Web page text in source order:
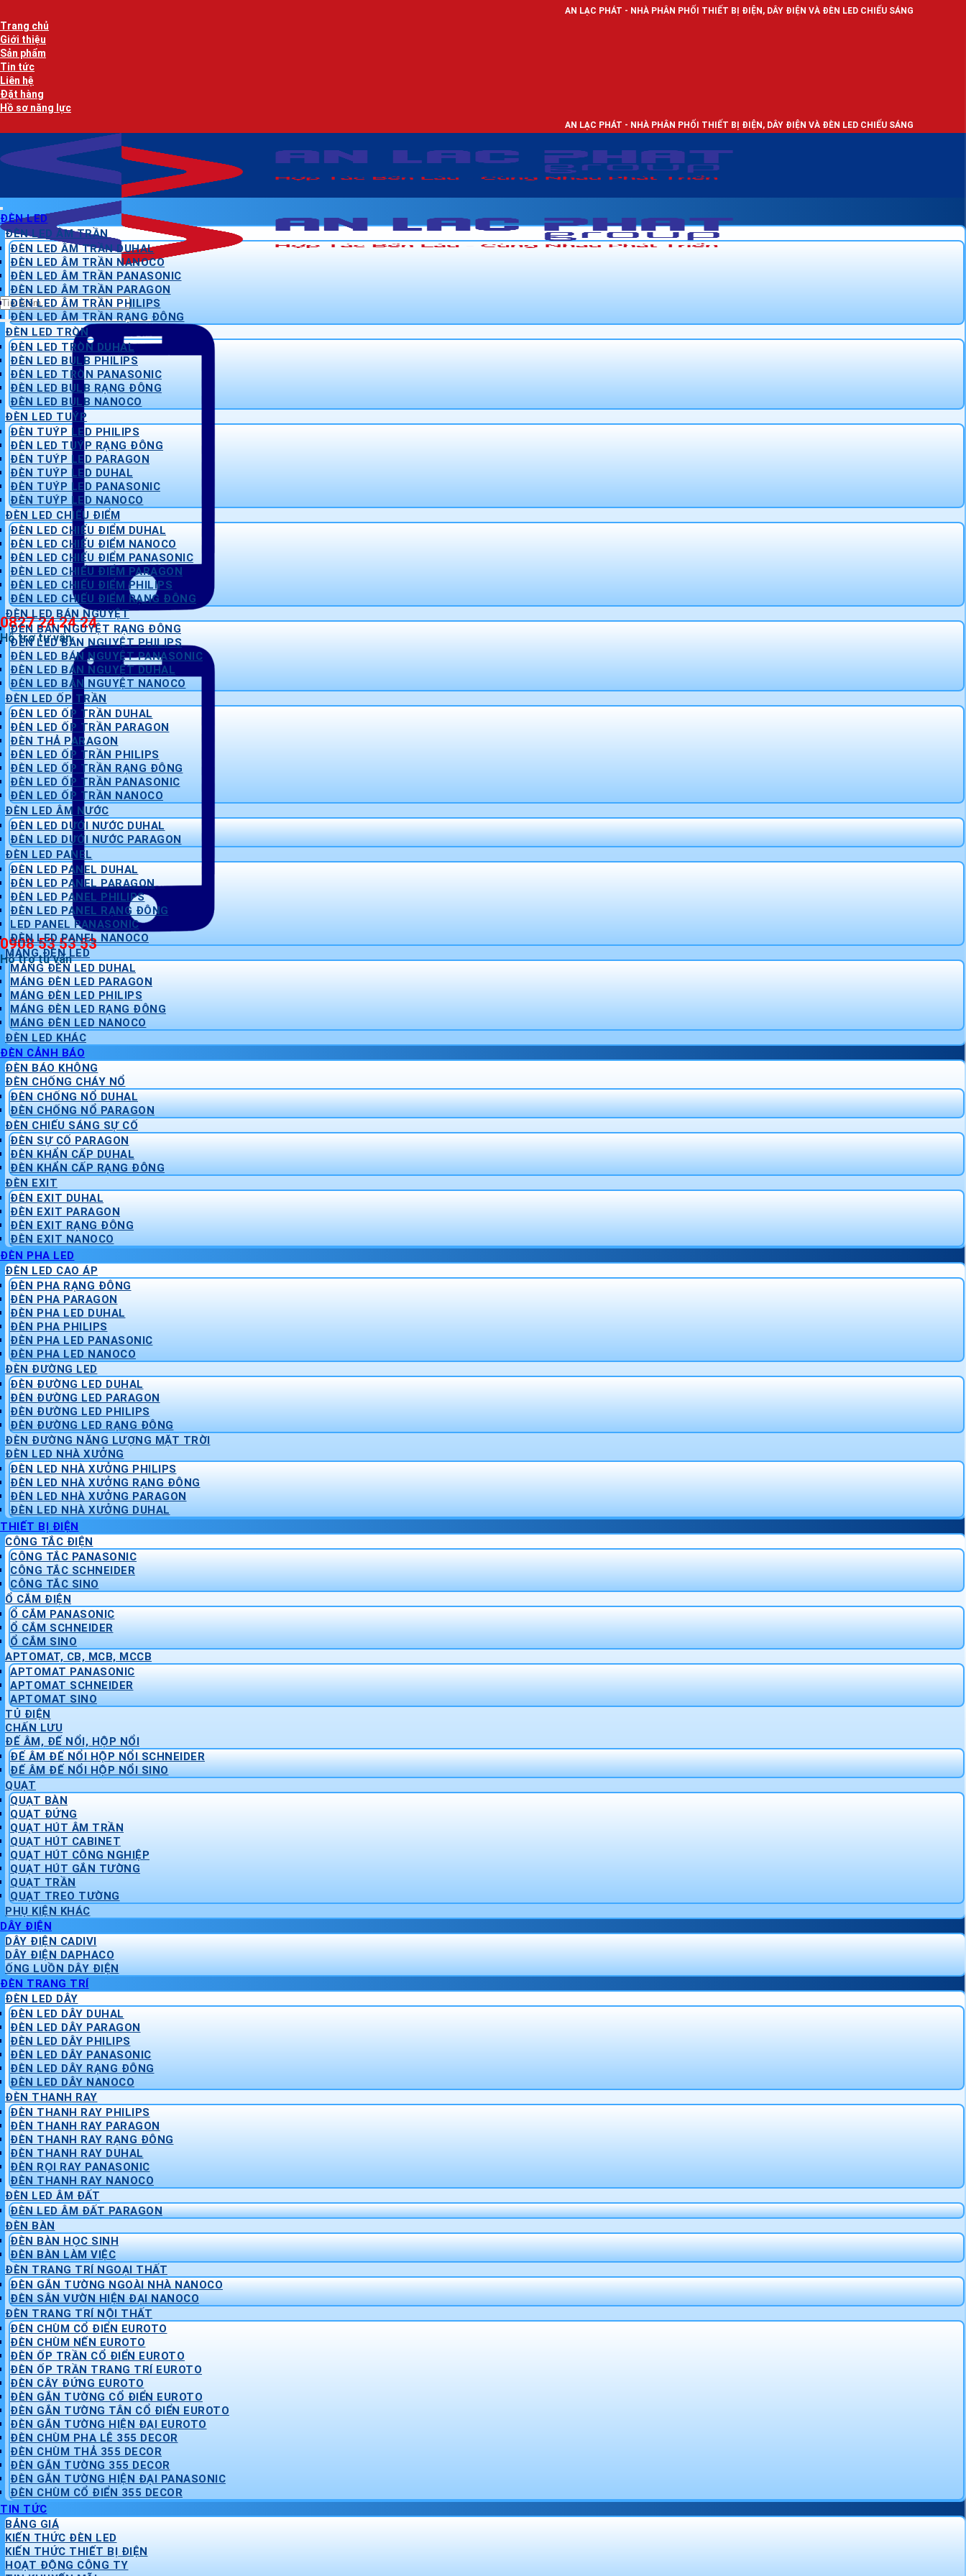
qua
nội
dung
AN LẠC PHÁT - NHÀ PHÂN PHỐI THIẾT BỊ ĐIỆN, DÂY ĐIỆN VÀ ĐÈN LED CHIẾU SÁNG
Trang chủ
Giới thiệu
Sản phẩm
Tin tức
Liên hệ
Đặt hàng
Hồ sơ năng lực
AN LẠC PHÁT - NHÀ PHÂN PHỐI THIẾT BỊ ĐIỆN, DÂY ĐIỆN VÀ ĐÈN LED CHIẾU SÁNG
Tìm
kiếm:
0827 24 24 24
Hỗ trợ tư vấn
0908 53 53 53
Hỗ trợ tư vấn
ĐÈN LED
ĐÈN LED ÂM TRẦN
ĐÈN LED ÂM TRẦN DUHAL
ĐÈN LED ÂM TRẦN NANOCO
ĐÈN LED ÂM TRẦN PANASONIC
ĐÈN LED ÂM TRẦN PARAGON
ĐÈN LED ÂM TRẦN PHILIPS
ĐÈN LED ÂM TRẦN RẠNG ĐÔNG
ĐÈN LED TRÒN
ĐÈN LED TRÒN DUHAL
ĐÈN LED BULB PHILIPS
ĐÈN LED TRÒN PANASONIC
ĐÈN LED BULB RẠNG ĐÔNG
ĐÈN LED BULB NANOCO
ĐÈN LED TUÝP
ĐÈN TUÝP LED PHILIPS
ĐÈN LED TUÝP RẠNG ĐÔNG
ĐÈN TUÝP LED PARAGON
ĐÈN TUÝP LED DUHAL
ĐÈN TUÝP LED PANASONIC
ĐÈN TUÝP LED NANOCO
ĐÈN LED CHIẾU ĐIỂM
ĐÈN LED CHIẾU ĐIỂM DUHAL
ĐÈN LED CHIẾU ĐIỂM NANOCO
ĐÈN LED CHIẾU ĐIỂM PANASONIC
ĐÈN LED CHIẾU ĐIỂM PARAGON
ĐÈN LED CHIẾU ĐIỂM PHILIPS
ĐÈN LED CHIẾU ĐIỂM RẠNG ĐÔNG
ĐÈN LED BÁN NGUYỆT
ĐÈN BÁN NGUYỆT RẠNG ĐÔNG
ĐÈN LED BÁN NGUYỆT PHILIPS
ĐÈN LED BÁN NGUYỆT PANASONIC
ĐÈN LED BÁN NGUYỆT DUHAL
ĐÈN LED BÁN NGUYỆT NANOCO
ĐÈN LED ỐP TRẦN
ĐÈN LED ỐP TRẦN DUHAL
ĐÈN LED ỐP TRẦN PARAGON
ĐÈN THẢ PARAGON
ĐÈN LED ỐP TRẦN PHILIPS
ĐÈN LED ỐP TRẦN RẠNG ĐÔNG
ĐÈN LED ỐP TRẦN PANASONIC
ĐÈN LED ỐP TRẦN NANOCO
ĐÈN LED ÂM NƯỚC
ĐÈN LED DƯỚI NƯỚC DUHAL
ĐÈN LED DƯỚI NƯỚC PARAGON
ĐÈN LED PANEL
ĐÈN LED PANEL DUHAL
ĐÈN LED PANEL PARAGON
ĐÈN LED PANEL PHILIPS
ĐÈN LED PANEL RẠNG ĐÔNG
LED PANEL PANASONIC
ĐÈN LED PANEL NANOCO
MÁNG ĐÈN LED
MÁNG ĐÈN LED DUHAL
MÁNG ĐÈN LED PARAGON
MÁNG ĐÈN LED PHILIPS
MÁNG ĐÈN LED RẠNG ĐÔNG
MÁNG ĐÈN LED NANOCO
ĐÈN LED KHÁC
ĐÈN CẢNH BÁO
ĐÈN BÁO KHÔNG
ĐÈN CHỐNG CHÁY NỔ
ĐÈN CHỐNG NỔ DUHAL
ĐÈN CHỐNG NỔ PARAGON
ĐÈN CHIẾU SÁNG SỰ CỐ
ĐÈN SỰ CỐ PARAGON
ĐÈN KHẨN CẤP DUHAL
ĐÈN KHẨN CẤP RẠNG ĐÔNG
ĐÈN EXIT
ĐÈN EXIT DUHAL
ĐÈN EXIT PARAGON
ĐÈN EXIT RẠNG ĐÔNG
ĐÈN EXIT NANOCO
ĐÈN PHA LED
ĐÈN LED CAO ÁP
ĐÈN PHA RẠNG ĐÔNG
ĐÈN PHA PARAGON
ĐÈN PHA LED DUHAL
ĐÈN PHA PHILIPS
ĐÈN PHA LED PANASONIC
ĐÈN PHA LED NANOCO
ĐÈN ĐƯỜNG LED
ĐÈN ĐƯỜNG LED DUHAL
ĐÈN ĐƯỜNG LED PARAGON
ĐÈN ĐƯỜNG LED PHILIPS
ĐÈN ĐƯỜNG LED RẠNG ĐÔNG
ĐÈN ĐƯỜNG NĂNG LƯỢNG MẶT TRỜI
ĐÈN LED NHÀ XƯỞNG
ĐÈN LED NHÀ XƯỞNG PHILIPS
ĐÈN LED NHÀ XƯỞNG RẠNG ĐÔNG
ĐÈN LED NHÀ XƯỞNG PARAGON
ĐÈN LED NHÀ XƯỞNG DUHAL
THIẾT BỊ ĐIỆN
CÔNG TẮC ĐIỆN
CÔNG TẮC PANASONIC
CÔNG TẮC SCHNEIDER
CÔNG TẮC SINO
Ổ CẮM ĐIỆN
Ổ CẮM PANASONIC
Ổ CẮM SCHNEIDER
Ổ CẮM SINO
APTOMAT, CB, MCB, MCCB
APTOMAT PANASONIC
APTOMAT SCHNEIDER
APTOMAT SINO
TỦ ĐIỆN
CHẤN LƯU
ĐẾ ÂM, ĐẾ NỔI, HỘP NỔI
ĐẾ ÂM ĐẾ NỔI HỘP NỔI SCHNEIDER
ĐẾ ÂM ĐẾ NỔI HỘP NỔI SINO
QUẠT
QUẠT BÀN
QUẠT ĐỨNG
QUẠT HÚT ÂM TRẦN
QUẠT HÚT CABINET
QUẠT HÚT CÔNG NGHIỆP
QUẠT HÚT GẮN TƯỜNG
QUẠT TRẦN
QUẠT TREO TƯỜNG
PHỤ KIỆN KHÁC
DÂY ĐIỆN
DÂY ĐIỆN CADIVI
DÂY ĐIỆN DAPHACO
ỐNG LUỒN DÂY ĐIỆN
ĐÈN TRANG TRÍ
ĐÈN LED DÂY
ĐÈN LED DÂY DUHAL
ĐÈN LED DÂY PARAGON
ĐÈN LED DÂY PHILIPS
ĐÈN LED DÂY PANASONIC
ĐÈN LED DÂY RẠNG ĐÔNG
ĐÈN LED DÂY NANOCO
ĐÈN THANH RAY
ĐÈN THANH RAY PHILIPS
ĐÈN THANH RAY PARAGON
ĐÈN THANH RAY RẠNG ĐÔNG
ĐÈN THANH RAY DUHAL
ĐÈN RỌI RAY PANASONIC
ĐÈN THANH RAY NANOCO
ĐÈN LED ÂM ĐẤT
ĐÈN LED ÂM ĐẤT PARAGON
ĐÈN BÀN
ĐÈN BÀN HỌC SINH
ĐÈN BÀN LÀM VIỆC
ĐÈN TRANG TRÍ NGOẠI THẤT
ĐÈN GẮN TƯỜNG NGOÀI NHÀ NANOCO
ĐÈN SÂN VƯỜN HIỆN ĐẠI NANOCO
ĐÈN TRANG TRÍ NỘI THẤT
ĐÈN CHÙM CỔ ĐIỂN EUROTO
ĐÈN CHÙM NẾN EUROTO
ĐÈN ỐP TRẦN CỔ ĐIỂN EUROTO
ĐÈN ỐP TRẦN TRANG TRÍ EUROTO
ĐÈN CÂY ĐỨNG EUROTO
ĐÈN GẮN TƯỜNG CỔ ĐIỂN EUROTO
ĐÈN GẮN TƯỜNG TÂN CỔ ĐIỂN EUROTO
ĐÈN GẮN TƯỜNG HIỆN ĐẠI EUROTO
ĐÈN CHÙM PHA LÊ 355 DECOR
ĐÈN CHÙM THẢ 355 DECOR
ĐÈN GẮN TƯỜNG 355 DECOR
ĐÈN GẮN TƯỜNG HIỆN ĐẠI PANASONIC
ĐÈN CHÙM CỔ ĐIỂN 355 DECOR
TIN TỨC
BẢNG GIÁ
KIẾN THỨC ĐÈN LED
KIẾN THỨC THIẾT BỊ ĐIỆN
HOẠT ĐỘNG CÔNG TY